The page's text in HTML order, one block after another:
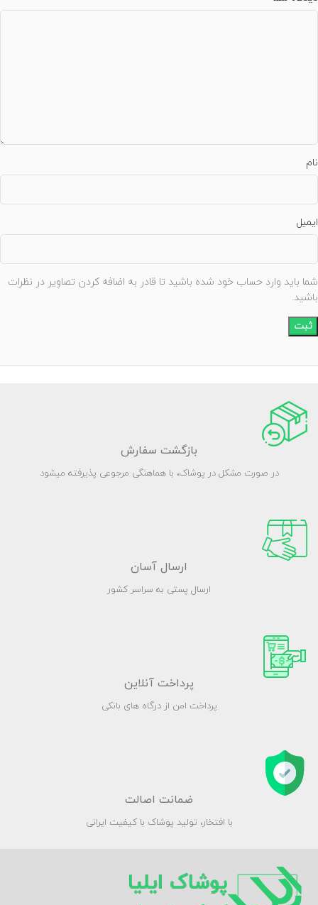
نام
ایمیل
شما باید وارد حساب خود شده باشید تا قادر به اضافه کردن تصاویر در نظرات
باشید.
بازگشت سفارش
در صورت مشکل در پوشاک، با هماهنگی مرجوعی پذیرفته میشود
ارسال آسان
ارسال پستی به سراسر کشور
پرداخت آنلاین
پرداخت امن از درگاه های بانکی
ضمانت اصالت
با افتخار، تولید پوشاک با کیفیت ایرانی